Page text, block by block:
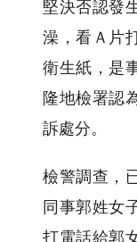
堅決否認發
澡，看Ａ片
衛生紙，是
隆地檢署認
訴處分。
檢警調查，
同事郭姓女
打電話給郭